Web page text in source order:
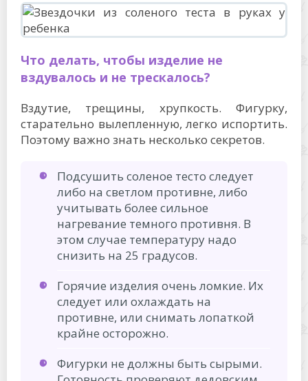
Что делать, чтобы изделие не
вздувалось и не трескалось?
Вздутие, трещины, хрупкость. Фигурку,
старательно вылепленную, легко испортить.
Поэтому важно знать несколько секретов.
Подсушить соленое тесто следует
либо на светлом противне, либо
учитывать более сильное
нагревание темного противня. В
этом случае температуру надо
снизить на 25 градусов.
Горячие изделия очень ломкие. Их
следует или охлаждать на
противне, или снимать лопаткой
крайне осторожно.
Фигурки не должны быть сырыми.